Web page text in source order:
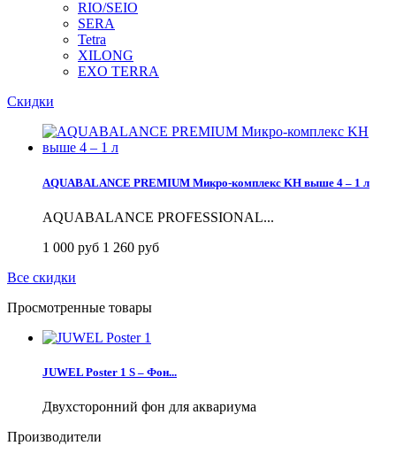
RIO/SEIO
SERA
Tetra
XILONG
EXO TERRA
Скидки
AQUABALANCE PREMIUM Микро-комплекс KH выше 4 – 1 л
AQUABALANCE PROFESSIONAL...
1 000 руб 1 260 руб
Все скидки
Просмотренные товары
JUWEL Poster 1 S – Фон...
Двухсторонний фон для аквариума
Производители